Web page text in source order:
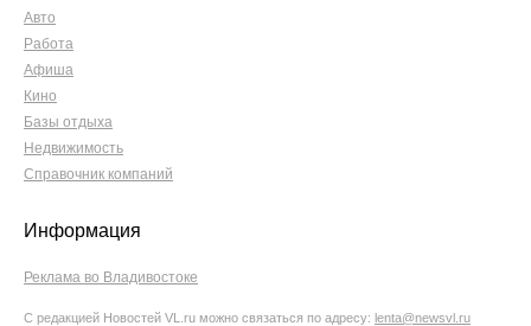
Авто
Работа
Афиша
Кино
Базы отдыха
Недвижимость
Справочник компаний
Информация
Реклама во Владивостоке
С редакцией Новостей VL.ru можно связаться по адресу: lenta@newsvl.ru